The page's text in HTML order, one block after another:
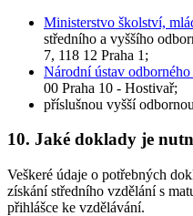
Ministerstvo školství,
středního a vyššího
7, 118 12 Praha 1;
Národní ústav
00 Praha 10 - Hostivař;
příslušnou vyšší
10. Jaké doklady je
Veškeré údaje o potřebných
získání středního vzdělání s
přihlášce ke vzdělávání.